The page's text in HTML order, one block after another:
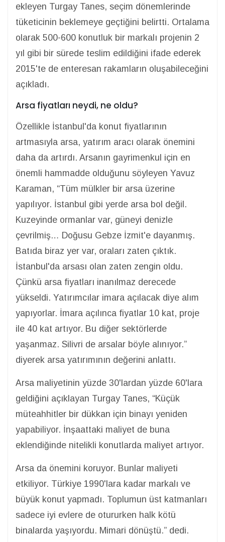
ekleyen Turgay Tanes, seçim dönemlerinde
tüketicinin beklemeye geçtiğini belirtti. Ortalama
olarak 500-600 konutluk bir markalı projenin 2
yıl gibi bir sürede teslim edildiğini ifade ederek
2015'te de enteresan rakamların oluşabileceğini
açıkladı.
Arsa fiyatları neydi, ne oldu?
Özellikle İstanbul'da konut fiyatlarının
artmasıyla arsa, yatırım aracı olarak önemini
daha da artırdı. Arsanın gayrimenkul için en
önemli hammadde olduğunu söyleyen Yavuz
Karaman, “Tüm mülkler bir arsa üzerine
yapılıyor. İstanbul gibi yerde arsa bol değil.
Kuzeyinde ormanlar var, güneyi denizle
çevrilmiş… Doğusu Gebze İzmit'e dayanmış.
Batıda biraz yer var, oraları zaten çıktık.
İstanbul'da arsası olan zaten zengin oldu.
Çünkü arsa fiyatları inanılmaz derecede
yükseldi. Yatırımcılar imara açılacak diye alım
yapıyorlar. İmara açılınca fiyatlar 10 kat, proje
ile 40 kat artıyor. Bu diğer sektörlerde
yaşanmaz. Silivri de arsalar böyle alınıyor.”
diyerek arsa yatırımının değerini anlattı.
Arsa maliyetinin yüzde 30'lardan yüzde 60'lara
geldiğini açıklayan Turgay Tanes, “Küçük
müteahhitler bir dükkan için binayı yeniden
yapabiliyor. İnşaattaki maliyet de buna
eklendiğinde nitelikli konutlarda maliyet artıyor.
Arsa da önemini koruyor. Bunlar maliyeti
etkiliyor. Türkiye 1990'lara kadar markalı ve
büyük konut yapmadı. Toplumun üst katmanları
sadece iyi evlere de otururken halk kötü
binalarda yaşıyordu. Mimari dönüştü.” dedi.